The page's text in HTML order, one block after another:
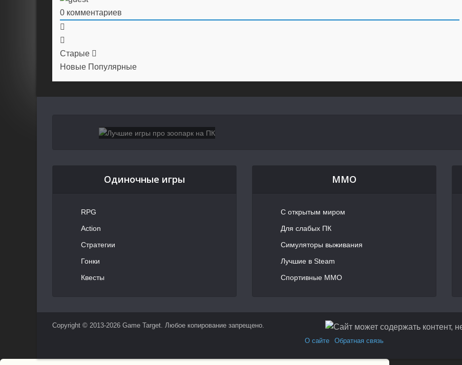
0 комментариев
Старые
Новые Популярные
Одиночные игры
RPG
Action
Стратегии
Гонки
Квесты
MMO
С открытым миром
Для слабых ПК
Симуляторы выживания
Лучшие в Steam
Спортивные MMO
Copyright © 2013-2026 Game Target. Любое копирование запрещено.
О сайте
Обратная связь